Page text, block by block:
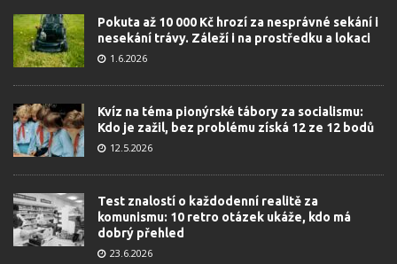
Pokuta až 10 000 Kč hrozí za nesprávné sekání i
nesekání trávy. Záleží i na prostředku a lokaci
1.6.2026
Kvíz na téma pionýrské tábory za socialismu:
Kdo je zažil, bez problému získá 12 ze 12 bodů
12.5.2026
Test znalostí o každodenní realitě za
komunismu: 10 retro otázek ukáže, kdo má
dobrý přehled
23.6.2026